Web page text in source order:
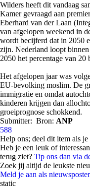
Wilders heeft dit vandaag
Kamer gevraagd aan
Eberhard van der Laan
van afgelopen weekend in
wordt becijferd dat in 2050
zijn. Nederland loopt
2050 het percentage van 20
Het afgelopen jaar was
EU-bevolking moslim. De
immigratie en omdat
kinderen krijgen dan
groeiprognose schokkend.
Submitter: Bron: ANP
588
Help ons; deel dit item als
Heb je een leuk of
terug ziet? Tip ons dan via
Zoek jij altijd de leukste
Meld je aan als
static